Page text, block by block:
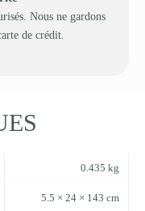
Nous ne gardons
de crédit.
0.435 kg
5.5 × 24 × 143 cm